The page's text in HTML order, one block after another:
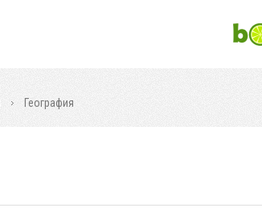
География